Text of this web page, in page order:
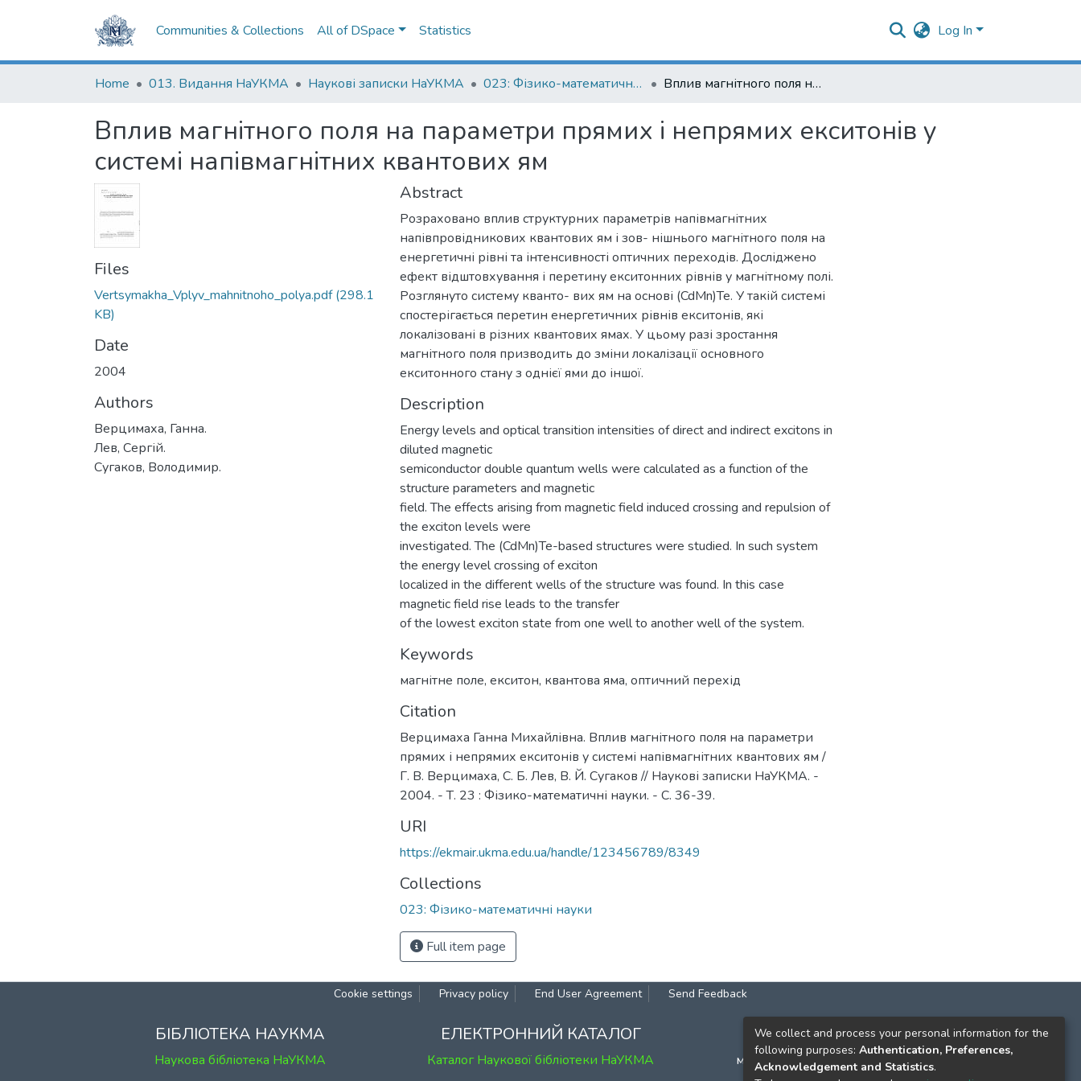
Communities & Collections All of DSpace Statistics Log In
Home 013. Видання НаУКМА Наукові записки НаУКМА 023: Фізико-математичні науки Вплив магнітного поля на параметри прямих і непрямих екситонів у системі напівмагнітних квантових ям
Вплив магнітного поля на параметри прямих і непрямих екситонів у
системі напівмагнітних квантових ям
Files
Vertsymakha_Vplyv_mahnitnoho_polya.pdf(298.1
KB)
Date
2004
Authors
Верцимаха, Ганна.
Лев, Сергій.
Сугаков, Володимир.
Abstract
Розраховано вплив структурних параметрів напівмагнітних
напівпровідникових квантових ям і зов- нішнього магнітного поля на
енергетичні рівні та інтенсивності оптичних переходів. Досліджено
ефект відштовхування і перетину екситонних рівнів у магнітному полі.
Розглянуто систему кванто- вих ям на основі (CdMn)Te. У такій системі
спостерігається перетин енергетичних рівнів екситонів, які
локалізовані в різних квантових ямах. У цьому разі зростання
магнітного поля призводить до зміни локалізації основного
екситонного стану з однієї ями до іншої.
Description
Energy levels and optical transition intensities of direct and indirect excitons in
diluted magnetic
semiconductor double quantum wells were calculated as a function of the
structure parameters and magnetic
field. The effects arising from magnetic field induced crossing and repulsion of
the exciton levels were
investigated. The (CdMn)Te-based structures were studied. In such system
the energy level crossing of exciton
localized in the different wells of the structure was found. In this case
magnetic field rise leads to the transfer
of the lowest exciton state from one well to another well of the system.
Keywords
магнітне поле, екситон, квантова яма, оптичний перехід
Citation
Верцимаха Ганна Михайлівна. Вплив магнітного поля на параметри
прямих і непрямих екситонів у системі напівмагнітних квантових ям /
Г. В. Верцимаха, С. Б. Лев, В. Й. Сугаков // Наукові записки НаУКМА. -
2004. - Т. 23 : Фізико-математичні науки. - С. 36-39.
URI
https://ekmair.ukma.edu.ua/handle/123456789/8349
Collections
023: Фізико-математичні науки
Full item page
Cookie settings Privacy policy End User Agreement Send Feedback
БІБЛІОТЕКА НАУКМА
Наукова бібліотека НаУКМА
ЕЛЕКТРОННИЙ КАТАЛОГ
Каталог Наукової бібліотеки НаУКМА
КОНТАКТИ
м. Київ, вул. Григорія Сковороди, 2
We collect and process your personal information for the
following purposes: Authentication, Preferences,
Acknowledgement and Statistics.